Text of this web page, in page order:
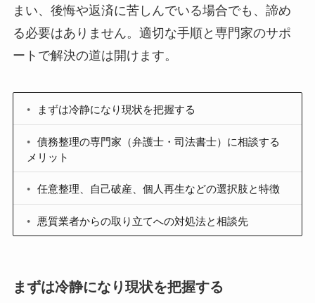
まい、後悔や返済に苦しんでいる場合でも、諦め
る必要はありません。適切な手順と専門家のサポ
ートで解決の道は開けます。
まずは冷静になり現状を把握する
債務整理の専門家（弁護士・司法書士）に相談する
メリット
任意整理、自己破産、個人再生などの選択肢と特徴
悪質業者からの取り立てへの対処法と相談先
まずは冷静になり現状を把握する